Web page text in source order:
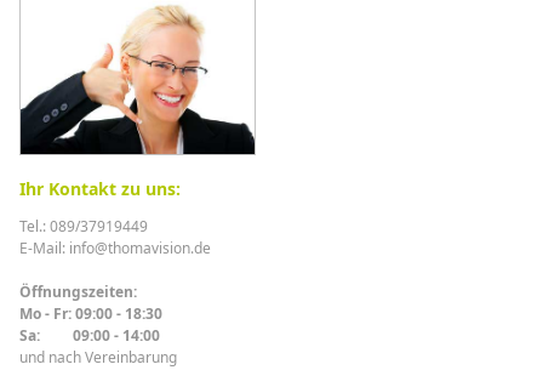
Ihr Kontakt zu uns:
Tel.: 089/37919449
E-Mail: info@thomavision.de
Öffnungszeiten:
Mo - Fr: 09:00 - 18:30
Sa: 09:00 - 14:00
und nach Vereinbarung